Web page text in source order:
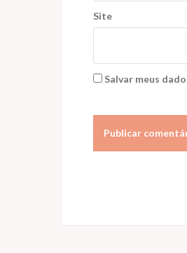
Site
Salvar meus